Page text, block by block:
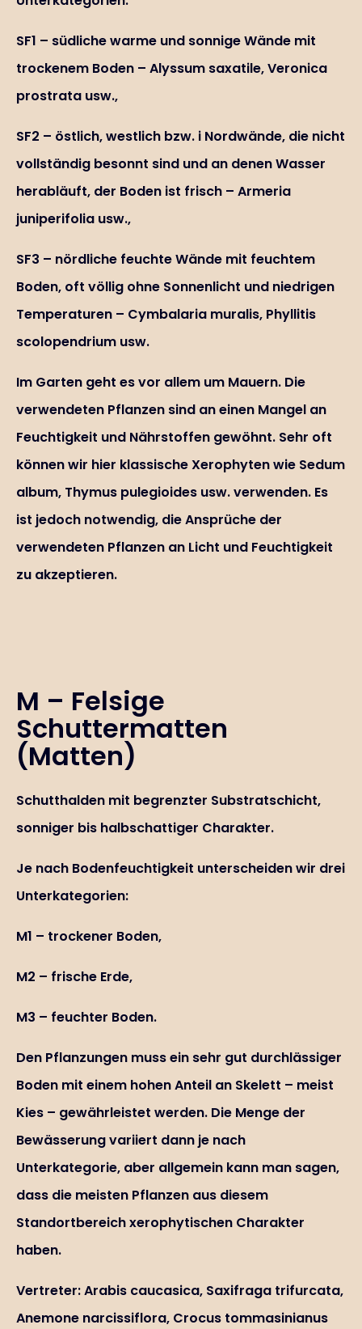
SF1 – südliche warme und sonnige Wände mit
trockenem Boden – Alyssum saxatile, Veronica
prostrata usw.,
SF2 – östlich, westlich bzw. i Nordwände, die nicht
vollständig besonnt sind und an denen Wasser
herabläuft, der Boden ist frisch – Armeria
juniperifolia usw.,
SF3 – nördliche feuchte Wände mit feuchtem
Boden, oft völlig ohne Sonnenlicht und niedrigen
Temperaturen – Cymbalaria muralis, Phyllitis
scolopendrium usw.
Im Garten geht es vor allem um Mauern. Die
verwendeten Pflanzen sind an einen Mangel an
Feuchtigkeit und Nährstoffen gewöhnt. Sehr oft
können wir hier klassische Xerophyten wie Sedum
album, Thymus pulegioides usw. verwenden. Es
ist jedoch notwendig, die Ansprüche der
verwendeten Pflanzen an Licht und Feuchtigkeit
zu akzeptieren.
M – Felsige
Schuttermatten
(Matten)
Schutthalden mit begrenzter Substratschicht,
sonniger bis halbschattiger Charakter.
Je nach Bodenfeuchtigkeit unterscheiden wir drei
Unterkategorien:
M1 – trockener Boden,
M2 – frische Erde,
M3 – feuchter Boden.
Den Pflanzungen muss ein sehr gut durchlässiger
Boden mit einem hohen Anteil an Skelett – meist
Kies – gewährleistet werden. Die Menge der
Bewässerung variiert dann je nach
Unterkategorie, aber allgemein kann man sagen,
dass die meisten Pflanzen aus diesem
Standortbereich xerophytischen Charakter
haben.
Vertreter: Arabis caucasica, Saxifraga trifurcata,
Anemone narcissiflora, Crocus tommasinianus